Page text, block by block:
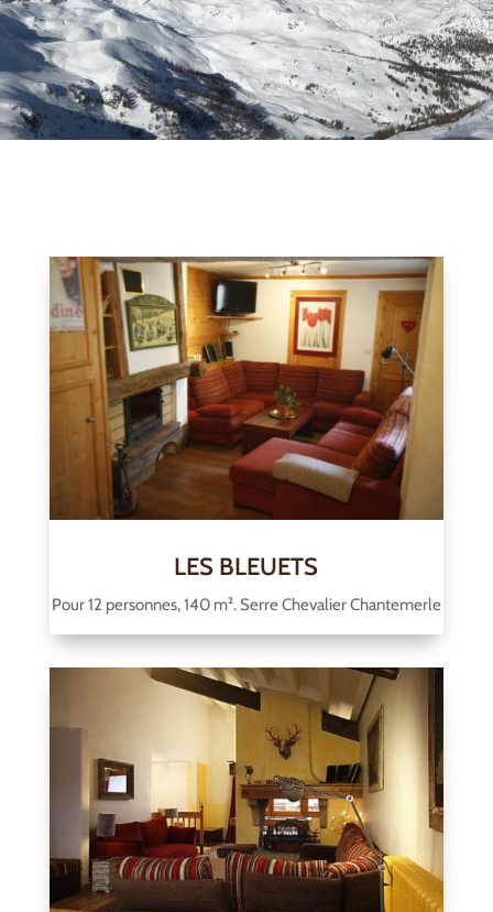
LES BLEUETS
Pour 12 personnes, 140 m². Serre Chevalier Chantemerle